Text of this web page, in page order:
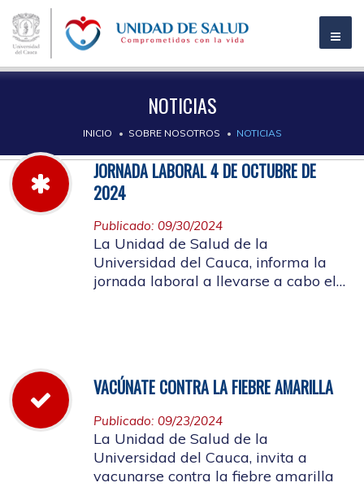
NOTICIAS
INICIO SOBRE NOSOTROS NOTICIAS
JORNADA LABORAL 4 DE OCTUBRE DE
2024
Publicado: 09/30/2024
La Unidad de Salud de la
Universidad del Cauca, informa la
jornada laboral a llevarse a cabo el
VACÚNATE CONTRA LA FIEBRE AMARILLA
Publicado: 09/23/2024
La Unidad de Salud de la
Universidad del Cauca, invita a
vacunarse contra la fiebre amarilla